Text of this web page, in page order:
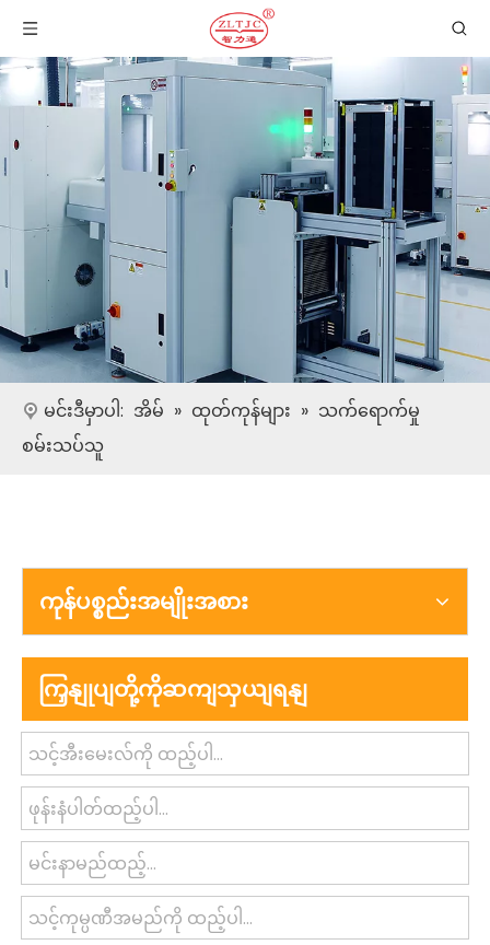
မင်းဒီမှာပါ: အိမ် » ထုတ်ကုန်များ » သက်ရောက်မှု
စမ်းသပ်သူ
ကုန်ပစ္စည်းအမျိုးအစား
ကြှနျုပျတို့ကိုဆကျသှယျရနျ